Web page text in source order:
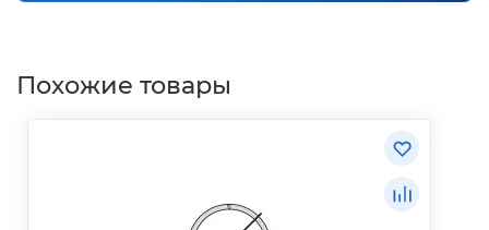
Похожие товары